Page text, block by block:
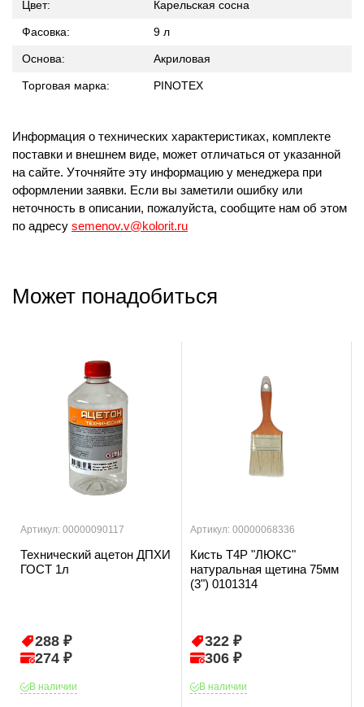
Цвет: Карельская сосна
Фасовка: 9 л
Основа: Акриловая
Торговая марка: PINOTEX
Информация о технических характеристиках, комплекте
поставки и внешнем виде, может отличаться от указанной
на сайте. Уточняйте эту информацию у менеджера при
оформлении заявки. Если вы заметили ошибку или
неточность в описании, пожалуйста, сообщите нам об этом
по адресу semenov.v@kolorit.ru
Может понадобиться
Артикул: 00000090117
Технический ацетон ДПХИ
ГОСТ 1л
288 ₽
274 ₽
В наличии
Артикул: 00000068336
Кисть T4P "ЛЮКС"
натуральная щетина 75мм
(3") 0101314
322 ₽
306 ₽
В наличии